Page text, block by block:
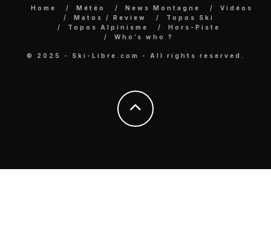
Home Météo News Montagne
Vidéos
Matos / Review
Topos Ski
Topos Alpinisme
Hors-Piste
Who’s who ?
© 2025 - Ski-Libre.com - All rights reserved.